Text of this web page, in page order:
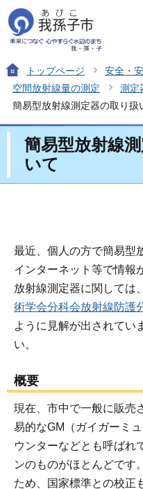
トップページ 安全・
空間放射線量の測定
測定
簡易型放射線測定器の取り扱
簡易型放射線
いて
最近、個人の方で簡易型
インターネット等で情報
放射線測定器に関しては、
術学会分科会放射線防護
ように見解が出されてい
い。
概要
現在、市中で一般に販売
易的なGM（ガイガーミ
ウンターなどとも呼ばれ
ンのものがほとんどです
ため、国家標準との校正